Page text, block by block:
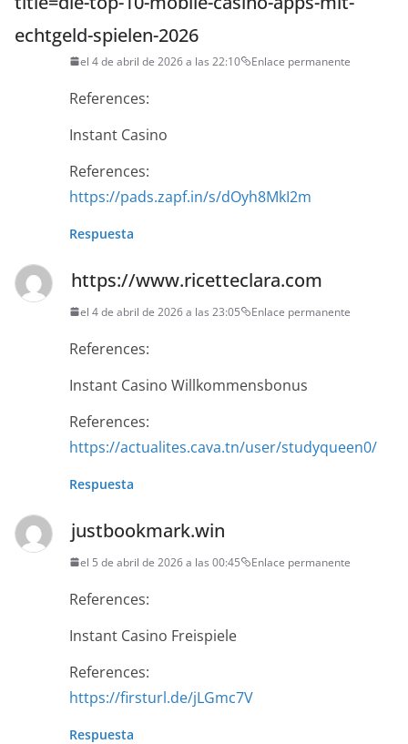
echtgeld-spielen-2026
el 4 de abril de 2026 a las 22:10 Enlace permanente
References:
Instant Casino
References:
https://pads.zapf.in/s/dOyh8MkI2m
Respuesta
https://www.ricetteclara.com
el 4 de abril de 2026 a las 23:05 Enlace permanente
References:
Instant Casino Willkommensbonus
References:
https://actualites.cava.tn/user/studyqueen0/
Respuesta
justbookmark.win
el 5 de abril de 2026 a las 00:45 Enlace permanente
References:
Instant Casino Freispiele
References:
https://firsturl.de/jLGmc7V
Respuesta